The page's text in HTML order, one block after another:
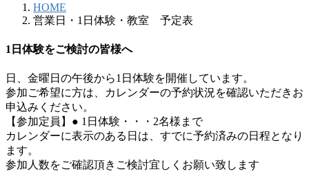
HOME
営業日・1日体験・教室 予定表
1日体験をご検討の皆様へ
日、金曜日の午後から1日体験を開催しています。
参加ご希望に方は、カレンダーの予約状況を確認いただきお
申込みください。
【参加定員】● 1日体験・・・2名様まで
カレンダーに表示のある日は、すでに予約済みの日程となり
ます。
参加人数をご確認頂きご検討宜しくお願い致します